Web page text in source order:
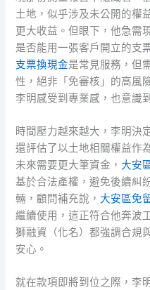
土地，似乎涉及未公開的權
更大收益。但眼下，他急需
是否能用一張客戶開立的支
支票換現金是常見服務，但
性，絕非「免審核」的高風
李明感受到專業感，也意識
時間壓力越來越大，李明決
還評估了以土地相關權益作
未來需要更大筆資金，大安
基於合法產權，避免後續糾
輛，顧問補充說，大安區免
繼續使用，這正符合他奔波
獅融資（化名）都強調合規
安心。
就在款項即將到位之際，